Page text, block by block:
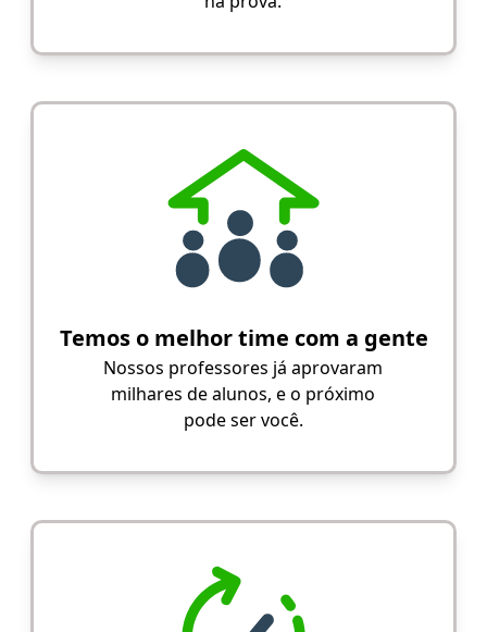
Temos o melhor time com a gente
Nossos professores já aprovaram
milhares de alunos, e o próximo
pode ser você.